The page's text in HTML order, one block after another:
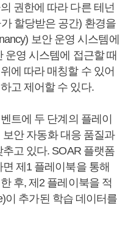
권한에 따라 다른 테넌
할당받은 공간) 환경을
보안 운영 시스템에
운영 시스템에 접근할 때
에 따라 매칭할 수 있어
고 제어할 수 있다.
트에 두 단계의 플레이
안 자동화 대응 품질과
고 있다. SOAR 플랫폼
제1 플레이북을 통해
후, 제2 플레이북을 적
이 추가된 학습 데이터를